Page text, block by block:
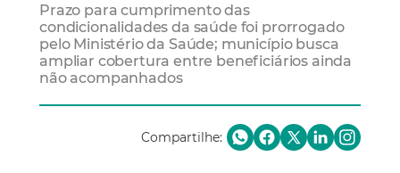
Prazo para cumprimento das
condicionalidades da saúde foi prorrogado
pelo Ministério da Saúde; município busca
ampliar cobertura entre beneficiários ainda
não acompanhados
Compartilhe: